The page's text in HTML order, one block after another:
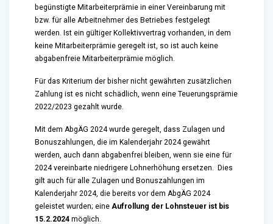
begünstigte Mitarbeiterprämie in einer Vereinbarung mit
bzw. für alle Arbeitnehmer des Betriebes festgelegt
werden. Ist ein gültiger Kollektivvertrag vorhanden, in dem
keine Mitarbeiterprämie geregelt ist, so ist auch keine
abgabenfreie Mitarbeiterprämie möglich.
Für das Kriterium der bisher nicht gewährten zusätzlichen
Zahlung ist es nicht schädlich, wenn eine Teuerungsprämie
2022/2023 gezahlt wurde.
Mit dem AbgÄG 2024 wurde geregelt, dass Zulagen und
Bonuszahlungen, die im Kalenderjahr 2024 gewährt
werden, auch dann abgabenfrei bleiben, wenn sie eine für
2024 vereinbarte niedrigere Lohnerhöhung ersetzen. Dies
gilt auch für alle Zulagen und Bonuszahlungen im
Kalenderjahr 2024, die bereits vor dem AbgÄG 2024
geleistet wurden; eine Aufrollung der Lohnsteuer ist bis
15.2.2024 möglich.